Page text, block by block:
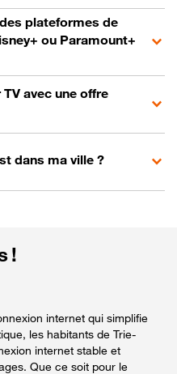
plateformes de
ou Paramount+
avec une offre
dans ma ville ?
!
internet qui simplifie
les habitants de Trie-
internet stable et
Que ce soit pour le